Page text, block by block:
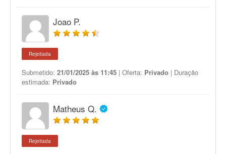
Joao P.
Rejeitada
Submetido: 21/01/2025 às 11:45 | Oferta: Privado | Duração
estimada: Privado
Matheus Q.
Rejeitada